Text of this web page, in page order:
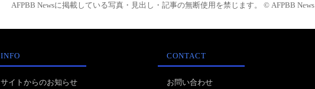
AFPBB Newsに掲載している写真・見出し・記事の無断使用を禁じます。 © AFPBB News
INFO
サイトからのお知らせ
CONTACT
お問い合わせ